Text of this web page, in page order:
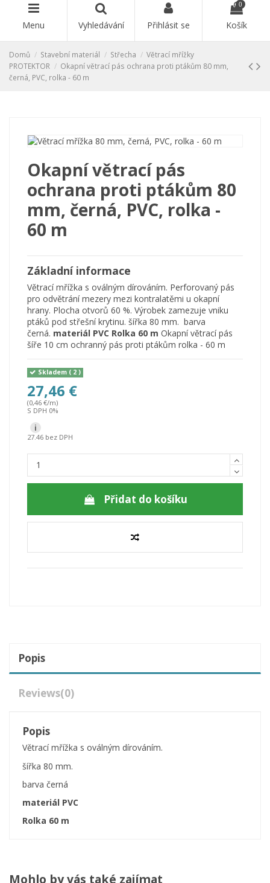
Menu Vyhledávání Přihlásit se
0
Košík
Domů Stavební materiál Střecha
Větrací mřížky
PROTEKTOR
Okapní větrací pás ochrana proti ptákům 80 mm,
černá, PVC, rolka - 60 m
Okapní větrací pás
ochrana proti ptákům 80
mm, černá, PVC, rolka -
60 m
Základní informace
Větrací mřížka s oválným dírováním. Perforovaný pás
pro odvětrání mezery mezi kontralatěmi u okapní
hrany. Plocha otvorů 60 %. Výrobek zamezuje vniku
ptáků pod střešní krytinu. šířka 80 mm. barva
černá. materiál PVC Rolka 60 m Okapní větrací pás
šíře 10 cm ochranný pás proti ptákům rolka - 60 m
Skladem ( 2 )
27,46 €
(0,46 €/m)
S DPH 0%
i
27.46 bez DPH
Přidat do košíku
Popis
Reviews(0)
Popis
Větrací mřížka s oválným dírováním.
šířka 80 mm.
barva černá
materiál PVC
Rolka 60 m
Mohlo by vás také zajímat